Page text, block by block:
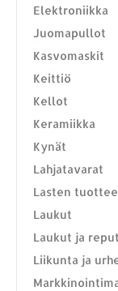
Elektroniikka
Juomapullot
Kasvomaskit
Keittiö
Kellot
Keramiikka
Kynät
Lahjatavarat
Lasten
Laukut
Laukut ja reput
Liikunta ja